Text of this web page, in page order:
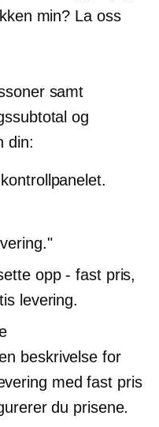
min? La oss
samt
og
din:
opp- fast pris,
levering.
beskrivelse for
med fast pris
du prisene.